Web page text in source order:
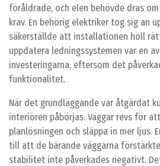
föråldrade, och elen behövde dras
krav. En behörig elektriker tog sig an
säkerställde att installationen höll
uppdatera ledningssystemen var en
investeringarna, eftersom det
funktionalitet.
När det grundläggande var åtgärdat
interiören påbörjas. Väggar revs för
planlösningen och släppa in mer ljus.
till att de bärande väggarna
stabilitet inte påverkades negativt.